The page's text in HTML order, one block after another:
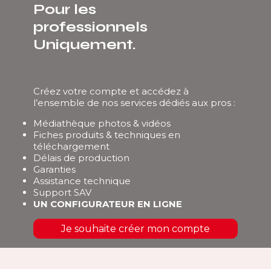
Pour les
professionnels
Uniquement.
Créez votre compte et accédez à
l’ensemble de nos services dédiés aux pros :
Médiathèque photos & vidéos
Fiches produits & techniques en
téléchargement
Délais de production
Garanties
Assistance technique
Support SAV
UN CONFIGURATEUR EN LIGNE
Je souhaite créer mon compte